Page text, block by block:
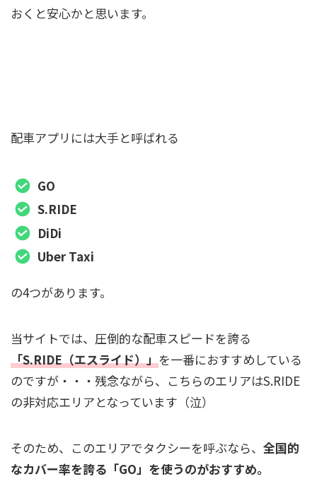
おくと安心かと思います。
配車アプリには大手と呼ばれる
GO
S.RIDE
DiDi
Uber Taxi
の4つがあります。
当サイトでは、圧倒的な配車スピードを誇る
「S.RIDE（エスライド）」を一番におすすめしている
のですが・・・残念ながら、こちらのエリアはS.RIDE
の非対応エリアとなっています（泣）
そのため、このエリアでタクシーを呼ぶなら、 全国的
なカバー率を誇る「GO」を使うのがおすすめ。